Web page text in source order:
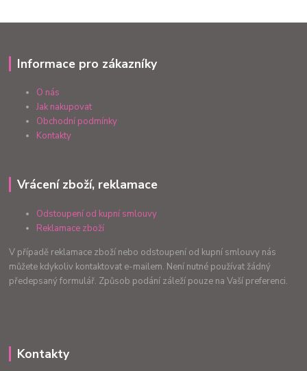
Informace pro zákazníky
O nás
Jak nakupovat
Obchodní podmínky
Kontakty
Vrácení zboží, reklamace
Odstoupení od kupní smlouvy
Reklamace zboží
V případě reklamace zboží nebo odstoupení od kupní smlouvy nás
můžete kdykoliv kontaktovat e-mailem. Není nutné používat žádný
předepsaný formulář. Způsob podání záleží pouze na Vaší preferenci.
Kontakty